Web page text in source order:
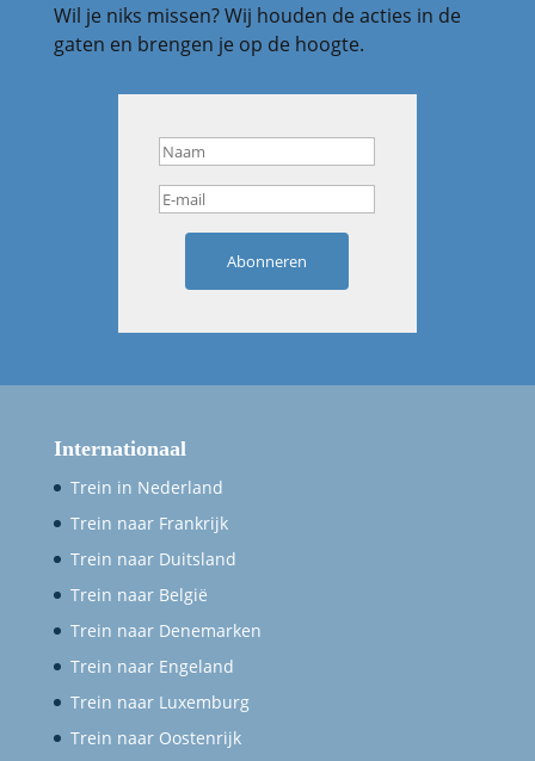
Wil je niks missen? Wij houden de acties in de
gaten en brengen je op de hoogte.
Abonneren
Internationaal
Trein in Nederland
Trein naar Frankrijk
Trein naar Duitsland
Trein naar België
Trein naar Denemarken
Trein naar Engeland
Trein naar Luxemburg
Trein naar Oostenrijk